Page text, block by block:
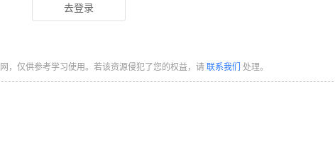
去登录
，仅供参考学习使用。若该资源侵犯了您的权益，请 联系我们 处理。